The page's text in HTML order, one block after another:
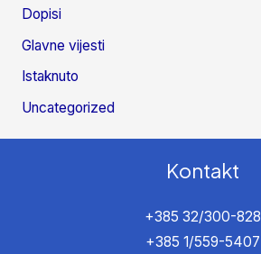
Dopisi
Glavne vijesti
Istaknuto
Uncategorized
Kontakt
+385 32/300-828
+385 1/559-5407